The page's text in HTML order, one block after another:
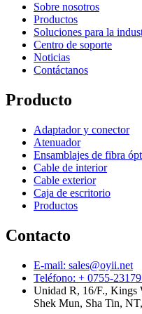
Sobre nosotros
Productos
Soluciones para la
Centro de soporte
Noticias
Contáctanos
Producto
Adaptador y conector
Atenuador
Ensamblajes de fibra
Cable de interior
Cable exterior
Caja de escritorio
Productos
Contacto
E-mail: sales@oyii.net
Teléfono: + 0755-
Unidad R, 16/F., Kings
Shek Mun, Sha Tin,